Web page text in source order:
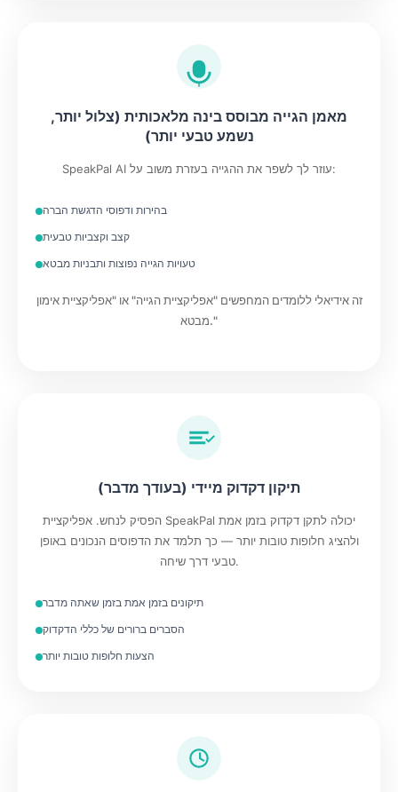
מאמן הגייה מבוסס בינה מלאכותית (צלול יותר,
נשמע טבעי יותר)
SpeakPal AI עוזר לך לשפר את ההגייה בעזרת משוב על:
בהירות ודפוסי הדגשת הברה
קצב וקצביות טבעית
טעויות הגייה נפוצות ותבניות מבטא
זה אידיאלי ללומדים המחפשים "אפליקציית הגייה" או "אפליקציית אימון
מבטא."
תיקון דקדוק מיידי (בעודך מדבר)
הפסיק לנחש. אפליקציית SpeakPal יכולה לתקן דקדוק בזמן אמת
ולהציג חלופות טובות יותר — כך תלמד את הדפוסים הנכונים באופן
טבעי דרך שיחה.
תיקונים בזמן אמת בזמן שאתה מדבר
הסברים ברורים של כללי הדקדוק
הצעות חלופות טובות יותר